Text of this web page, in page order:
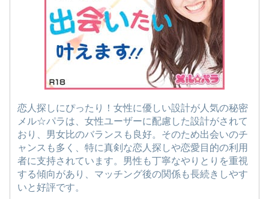
恋人探しにぴったり！女性に優しい設計が人気の秘密
メル☆パラは、女性ユーザーに配慮した設計がされて
おり、男女比のバランスも良好。そのため出会いのチ
ャンスも多く、特に真剣な恋人探しや恋愛目的の利用
者に支持されています。男性も丁寧なやりとりを重視
する傾向があり、マッチング後の関係も長続きしやす
いと好評です。